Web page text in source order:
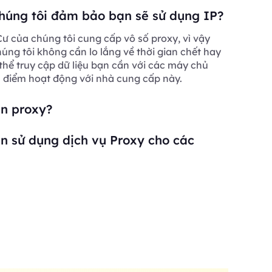
tôi đảm bảo bạn sẽ sử dụng IP?
của chúng tôi cung cấp vô số proxy, vì vậy
tôi không cần lo lắng về thời gian chết hay
truy cập dữ liệu bạn cần với các máy chủ
hoạt động với nhà cung cấp này.
proxy?
sử dụng dịch vụ Proxy cho các